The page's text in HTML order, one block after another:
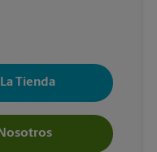
Tienda